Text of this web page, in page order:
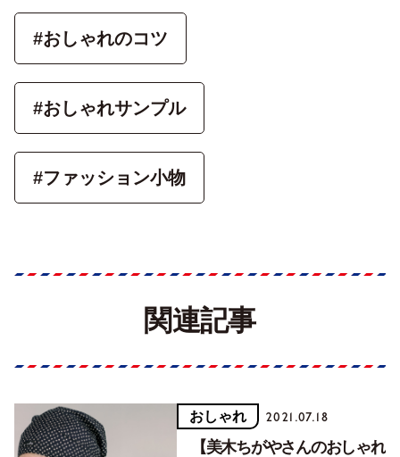
#おしゃれのコツ
#おしゃれサンプル
#ファッション小物
関連記事
おしゃれ 2021.07.18
【美木ちがやさんのおしゃれ